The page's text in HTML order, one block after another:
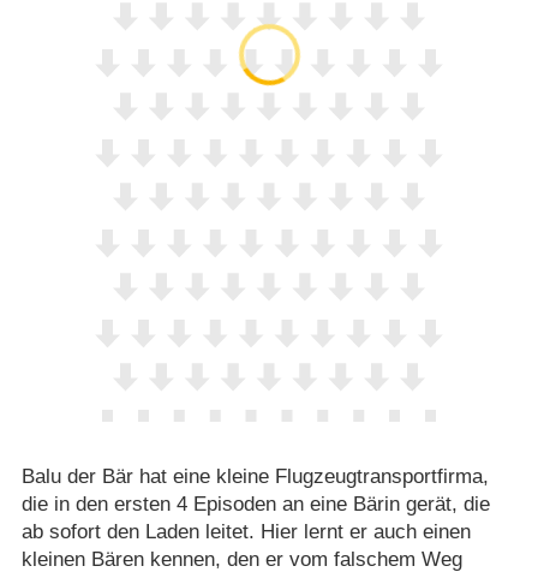
Balu der Bär hat eine kleine Flugzeugtransportfirma,
die in den ersten 4 Episoden an eine Bärin gerät, die
ab sofort den Laden leitet. Hier lernt er auch einen
kleinen Bären kennen, den er vom falschem Weg